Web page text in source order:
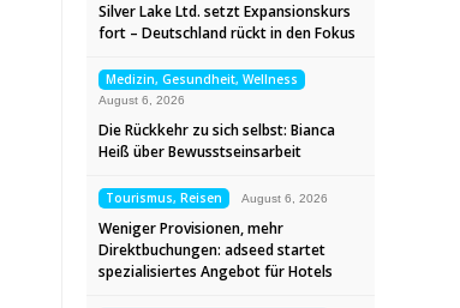
Silver Lake Ltd. setzt Expansionskurs
fort – Deutschland rückt in den Fokus
Medizin, Gesundheit, Wellness
August 6, 2026
Die Rückkehr zu sich selbst: Bianca
Heiß über Bewusstseinsarbeit
Tourismus, Reisen August 6, 2026
Weniger Provisionen, mehr
Direktbuchungen: adseed startet
spezialisiertes Angebot für Hotels